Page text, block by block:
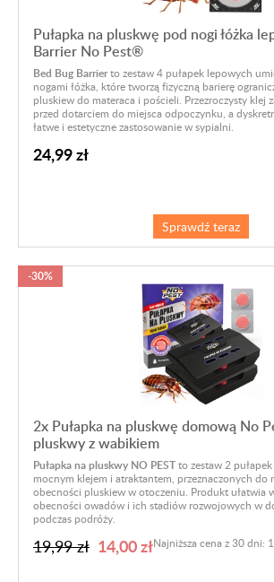
Pułapka na pluskwę pod nogi łóżka
Barrier No Pest®
Bed Bug Barrierto zestaw 4 pułapek lepowych
nogami łóżka, które tworzą fizyczną barierę
pluskiew do materaca i pościeli. Przezroczysty klej
przed dotarciem do miejsca odpoczynku, a
łatwe i estetyczne zastosowanie w sypialni.
24,99 zł
Sprawdź teraz
2x Pułapka na pluskwę domową No
pluskwy z wabikiem
-30%
Pułapka na pluskwy NO PESTto zestaw 2
mocnym klejem i atraktantem, przeznaczonych do
obecności pluskiew w otoczeniu. Produkt ułatwia
obecności owadów i ich stadiów rozwojowych w
podczas podróży.
19,99 zł 14,00 złNajniższa cena z 30 dni: